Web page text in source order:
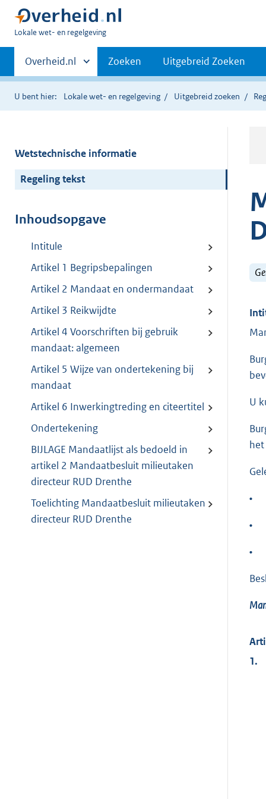
U
hier:
Lokale wet- en regelgeving
Primaire
navigatie
Andere
sites
binnen
Overheid.nl Zoeken Uitgebreid Zoeken
U bent hier: Lokale wet- en regelgeving Uitgebreid zoeken
Wetstechnische informatie
Regeling tekst
Inhoudsopgave
Intitule
Artikel 1 Begripsbepalingen
Artikel 2 Mandaat en ondermandaat
Artikel 3 Reikwijdte
Artikel 4 Voorschriften bij gebruik
mandaat: algemeen
Artikel 5 Wijze van ondertekening bij
mandaat
Artikel 6 Inwerkingtreding en citeertitel
Ondertekening
BIJLAGE Mandaatlijst als bedoeld in
artikel 2 Mandaatbesluit milieutaken
directeur RUD Drenthe
Toelichting Mandaatbesluit milieutaken
directeur RUD Drenthe
U
•
•
•
1.